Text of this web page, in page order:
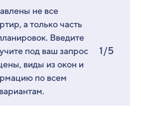
не все
а только часть
Введите
под ваш запрос
виды из окон и
по всем
1/5